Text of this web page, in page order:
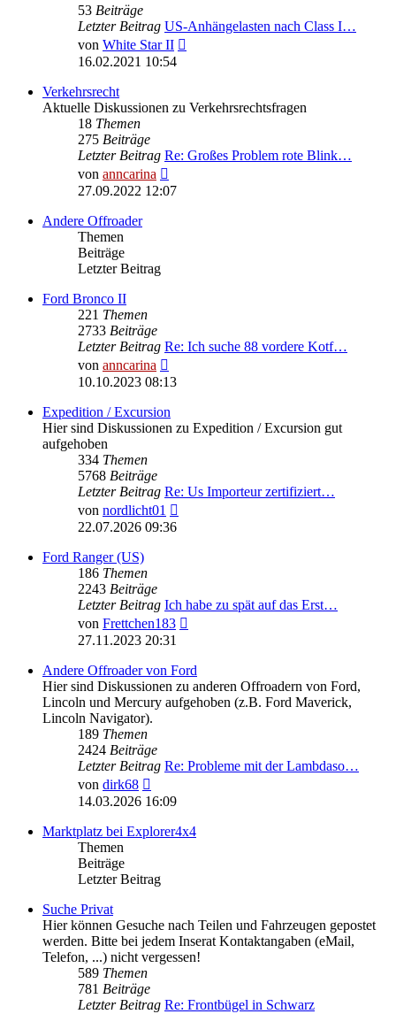
53 Beiträge
Letzter Beitrag US-Anhängelasten nach Class I…
von White Star II
16.02.2021 10:54
Verkehrsrecht
Aktuelle Diskussionen zu Verkehrsrechtsfragen
18 Themen
275 Beiträge
Letzter Beitrag Re: Großes Problem rote Blink…
von anncarina
Beitrag
27.09.2022 12:07
Andere Offroader
Themen
Beiträge
Letzter Beitrag
Ford Bronco II
221 Themen
2733 Beiträge
Letzter Beitrag Re: Ich suche 88 vordere Kotf…
von anncarina
Beitrag
10.10.2023 08:13
Expedition / Excursion
Hier sind Diskussionen zu Expedition / Excursion gut
aufgehoben
334 Themen
5768 Beiträge
Letzter Beitrag Re: Us Importeur zertifiziert…
von nordlicht01
22.07.2026 09:36
Ford Ranger (US)
186 Themen
2243 Beiträge
Letzter Beitrag Ich habe zu spät auf das Erst…
von Frettchen183
27.11.2023 20:31
Andere Offroader von Ford
Hier sind Diskussionen zu anderen Offroadern von Ford,
Lincoln und Mercury aufgehoben (z.B. Ford Maverick,
Lincoln Navigator).
189 Themen
2424 Beiträge
Letzter Beitrag Re: Probleme mit der Lambdaso…
von dirk68
Beitrag
14.03.2026 16:09
Marktplatz bei Explorer4x4
Themen
Beiträge
Letzter Beitrag
Suche Privat
Hier können Gesuche nach Teilen und Fahrzeugen gepostet
werden. Bitte bei jedem Inserat Kontaktangaben (eMail,
Telefon, ...) nicht vergessen!
589 Themen
781 Beiträge
Letzter Beitrag Re: Frontbügel in Schwarz